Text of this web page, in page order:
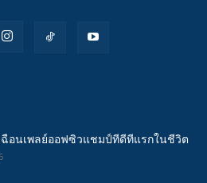
อนเพลย์ออฟซิวแชมป์ทีดีทีแรกในชีวิต